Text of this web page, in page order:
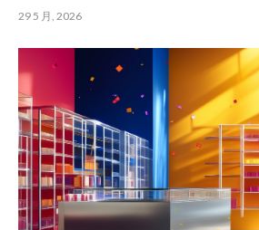
29 5 月, 2026